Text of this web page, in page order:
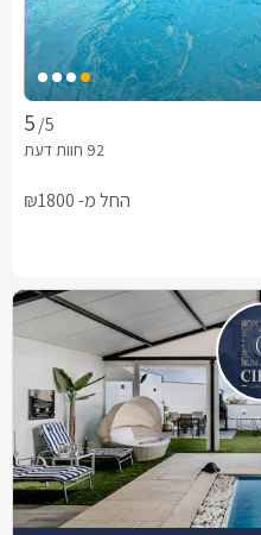
/5
החל מ- ₪1800